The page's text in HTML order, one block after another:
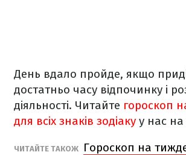
День вдало пройде, якщо
достатньо часу відпочинку і
діяльності. Читайте гороскоп
для всіх знаків зодіаку у нас на
ЧИТАЙТЕ ТАКОЖ
Гороскоп на